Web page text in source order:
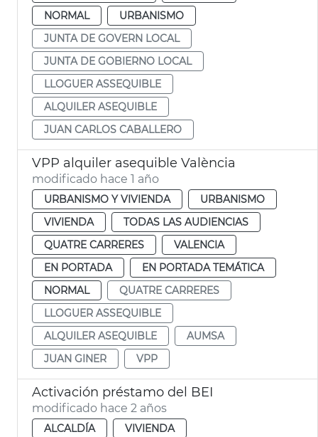
NORMAL
URBANISMO
JUNTA DE GOVERN LOCAL
JUNTA DE GOBIERNO LOCAL
LLOGUER ASSEQUIBLE
ALQUILER ASEQUIBLE
JUAN CARLOS CABALLERO
VPP alquiler asequible València
modificado hace 1 año
URBANISMO Y VIVIENDA
URBANISMO
VIVIENDA
TODAS LAS AUDIENCIAS
QUATRE CARRERES
VALENCIA
EN PORTADA
EN PORTADA TEMÁTICA
NORMAL
QUATRE CARRERES
LLOGUER ASSEQUIBLE
ALQUILER ASEQUIBLE
AUMSA
JUAN GINER
VPP
Activación préstamo del BEI
modificado hace 2 años
ALCALDÍA
VIVIENDA